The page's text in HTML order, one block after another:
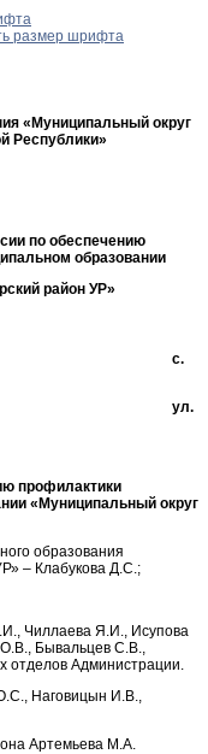
размер шрифта
«Муниципальный округ
Республики»
по обеспечению
образовании
район УР»
с.
года ул.
профилактики
«Муниципальный округ
образования
– Клабукова Д.С.;
Чиллаева Я.И., Исупова
Бывальцев С.В.,
отделов Администрации.
Наговицын И.В.,
Артемьева М.А.